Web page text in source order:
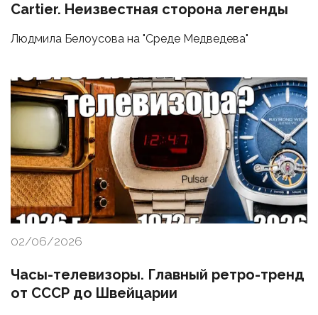
Cartier. Неизвестная сторона легенды
Людмила Белоусова на "Среде Медведева"
02/06/2026
Часы-телевизоры. Главный ретро-тренд
от СССР до Швейцарии